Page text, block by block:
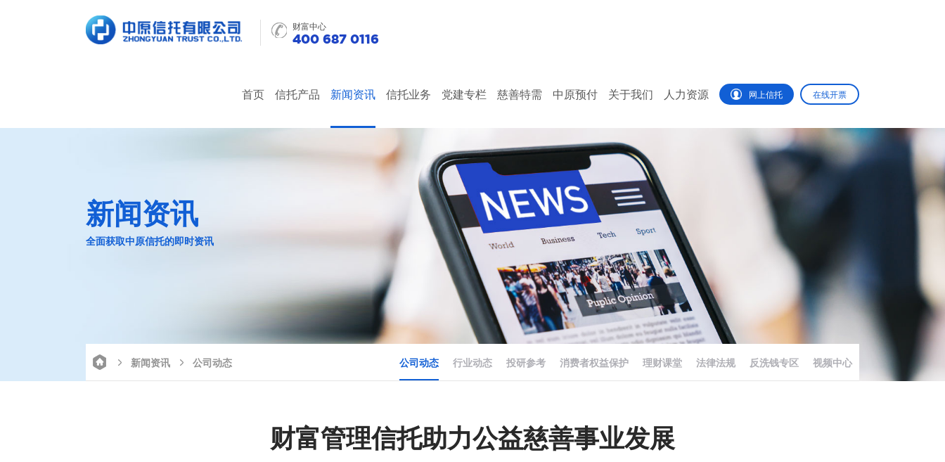
财富中心
400 687 0116
首页 信托产品 新闻资讯 信托业务 党建专栏 慈善特需 中原预付 关于我们 人力资源 网上信托 在线开票
新闻资讯
全面获取中原信托的即时资讯
新闻资讯 公司动态 公司动态 行业动态 投研参考 消费者权益保护 理财课堂 法律法规 反洗钱专区 视频中心
财富管理信托助力公益慈善事业发展